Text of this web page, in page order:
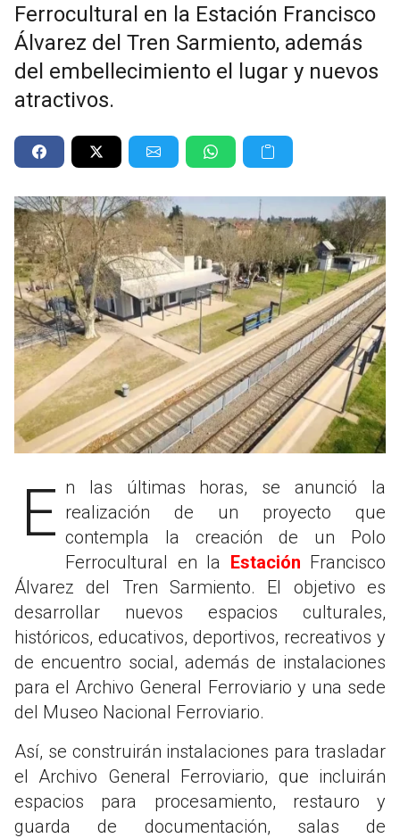
Ferrocultural en la Estación Francisco
Álvarez del Tren Sarmiento, además
del embellecimiento el lugar y nuevos
atractivos.
En las últimas horas, se anunció la realización de un proyecto que
contempla la creación de un Polo
Ferrocultural en la Estación Francisco
Álvarez del Tren Sarmiento. El objetivo es
desarrollar nuevos espacios culturales,
históricos, educativos, deportivos, recreativos y
de encuentro social, además de instalaciones
para el Archivo General Ferroviario y una sede
del Museo Nacional Ferroviario.
Así, se construirán instalaciones para trasladar
el Archivo General Ferroviario, que incluirán
espacios para procesamiento, restauro y
guarda de documentación, salas de